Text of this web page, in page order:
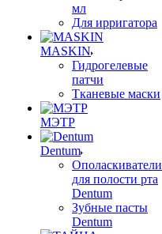
мл
Для ирригатора
MASKIN
Гидрогелевые
патчи
Тканевые маски
МЭТР
Dentum
Ополаскиватели
для полости рта
Dentum
Зубные пасты
Dentum